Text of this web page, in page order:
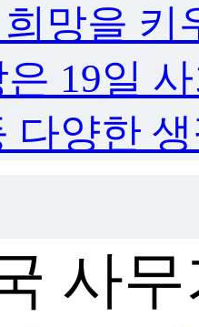
망을 키
19일
다양한
사